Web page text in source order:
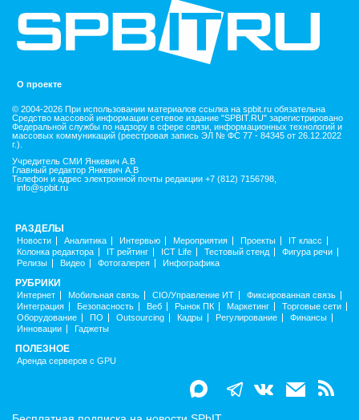
О проекте
© 2004-2026 При использовании материалов ссылка на spbit.ru обязательна
Средство массовой информации сетевое издание "SPBIT.RU" зарегистрировано
Федеральной службы по надзору в сфере связи, информационных технологий и
массовых коммуникаций (реестровая запись ЭЛ № ФС 77 - 84345 от 26.12.2022
г.).
Учредитель СМИ Янкевич А.В
Главный редактор Янкевич А.В
Телефон и адрес электронной почты редакции +7 (812) 7156798,
info@spbit.ru
РАЗДЕЛЫ
Новости Аналитика Интервью Мероприятия Проекты
IT класс
Колонка редактора
IT рейтинг ICT Life Тестовый стенд
Фигура речи
Релизы
Видео Фотогалерея Инфографика
РУБРИКИ
Интернет Мобильная связь CIO/Управление ИТ
Фиксированная связь
Интеграция
Безопасность Веб Рынок ПК Маркетинг
Торговые сети
Оборудование
ПО Outsourcing Кадры Регулирование
Финансы
Инновации
Гаджеты
ПОЛЕЗНОЕ
Аренда серверов с GPU